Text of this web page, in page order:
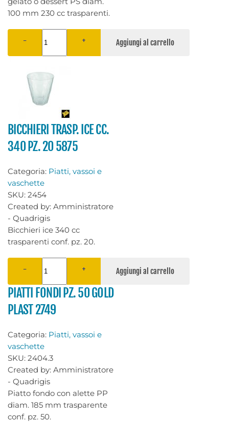
100 mm 230 cc trasparenti.
− +
BICCHIERI TRASP. ICE CC.
340 PZ. 20 5875
Categoria: Piatti, vassoi e
vaschette
SKU: 2454
Created by: Amministratore
- Quadrigis
Bicchieri ice 340 cc
trasparenti conf. pz. 20.
− +
PIATTI FONDI PZ. 50 GOLD
PLAST 2749
Categoria: Piatti, vassoi e
vaschette
SKU: 2404.3
Created by: Amministratore
- Quadrigis
Piatto fondo con alette PP
diam. 185 mm trasparente
conf. pz. 50.